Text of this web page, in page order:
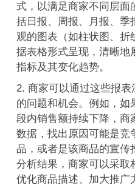
式，以满足商家不同层面
括日报、周报、月报、季
观的图表（如柱状图、折
据表格形式呈现，清晰地
指标及其变化趋势。
商家可以通过这些报表
的问题和机会。例如，如
段内销售额持续下降，商
数据，找出原因可能是竞
品，或者是该商品的宣传
分析结果，商家可以采取
优化商品描述、加大推广